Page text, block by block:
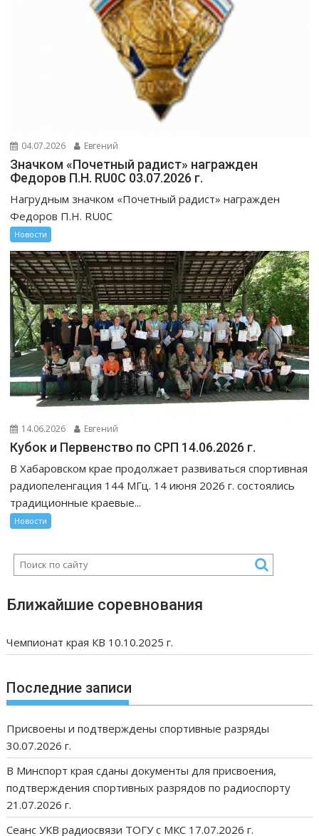
04.07.2026 Евгений
Значком «Почетный радист» награжден
Федоров П.Н. RU0C 03.07.2026 г.
Нагрудным значком «Почетный радист» награжден
Федоров П.Н. RU0C
Новости
14.06.2026 Евгений
Кубок и Первенство по СРП 14.06.2026 г.
В Хабаровском крае продолжает развиваться спортивная
радиопеленгация 144 МГц. 14 июня 2026 г. состоялись
традиционные краевые...
Новости
Ближайшие соревнования
Чемпионат края КВ 10.10.2025 г.
Последние записи
Присвоены и подтверждены спортивные разряды
30.07.2026 г.
В Минспорт края сданы документы для присвоения,
подтверждения спортивных разрядов по радиоспорту
21.07.2026 г.
Сеанс УКВ радиосвязи ТОГУ с МКС 17.07.2026 г.